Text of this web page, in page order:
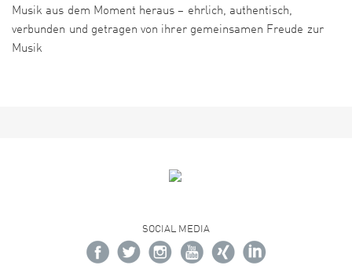
Musik aus dem Moment heraus – ehrlich, authentisch,
verbunden und getragen von ihrer gemeinsamen Freude zur
Musik
SOCIAL MEDIA